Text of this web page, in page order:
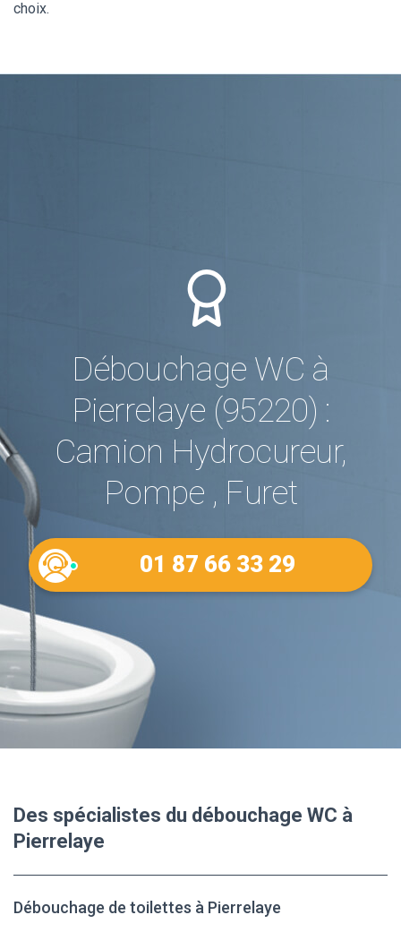
choix.
Débouchage WC à
Pierrelaye (95220) :
Camion Hydrocureur,
Pompe , Furet
01 87 66 33 29
Des spécialistes du débouchage WC à
Pierrelaye
Débouchage de toilettes à Pierrelaye